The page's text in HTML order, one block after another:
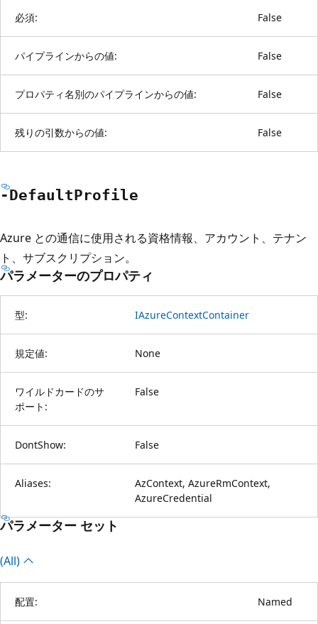
必須: False
パイプラインからの値: False
プロパティ名別のパイプラインからの値: False
残りの引数からの値: False
-DefaultProfile
Azure との通信に使用される資格情報、アカウント、テナン
ト、サブスクリプション。
パラメーターのプロパティ
型: IAzureContextContainer
規定値: None
ワイルドカードのサ
ポート:
False
DontShow: False
Aliases:
AzContext, AzureRmContext,
AzureCredential
パラメーター セット
(All)
配置: Named